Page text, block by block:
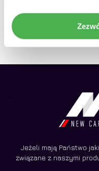
Jeżeli mają Państwo
związane z naszymi